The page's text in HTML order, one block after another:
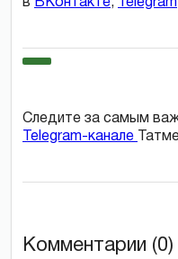
в ВКонтакте, Telegram
Следите за самым
Telegram-канале
Комментарии (0)